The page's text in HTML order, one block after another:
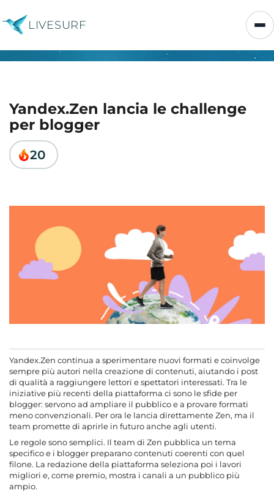
LIVESURF
Yandex.Zen lancia le challenge
per blogger
20
Yandex.Zen continua a sperimentare nuovi formati e coinvolge
sempre più autori nella creazione di contenuti, aiutando i post
di qualità a raggiungere lettori e spettatori interessati. Tra le
iniziative più recenti della piattaforma ci sono le sfide per
blogger: servono ad ampliare il pubblico e a provare formati
meno convenzionali. Per ora le lancia direttamente Zen, ma il
team promette di aprirle in futuro anche agli utenti.
Le regole sono semplici. Il team di Zen pubblica un tema
specifico e i blogger preparano contenuti coerenti con quel
filone. La redazione della piattaforma seleziona poi i lavori
migliori e, come premio, mostra i canali a un pubblico più
ampio.